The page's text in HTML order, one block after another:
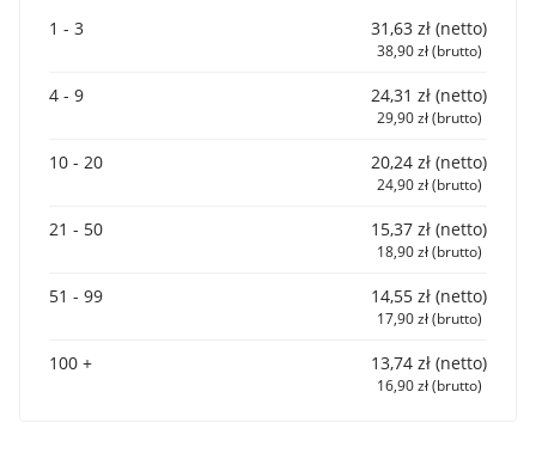
1 - 3 31,63 zł (netto)
38,90 zł (brutto)
4 - 9 24,31 zł (netto)
29,90 zł (brutto)
10 - 20 20,24 zł (netto)
24,90 zł (brutto)
21 - 50 15,37 zł (netto)
18,90 zł (brutto)
51 - 99 14,55 zł (netto)
17,90 zł (brutto)
100 + 13,74 zł (netto)
16,90 zł (brutto)